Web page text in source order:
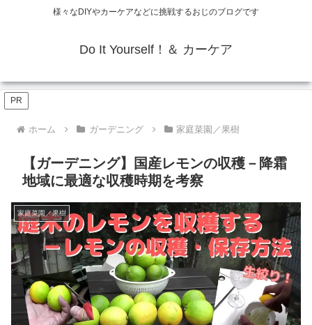
様々なDIYやカーケアなどに挑戦するおじのブログです
Do It Yourself！＆ カーケア
PR
ホーム ガーデニング 家庭菜園／果樹
【ガーデニング】国産レモンの収穫－降霜
地域に最適な収穫時期を考察
家庭菜園／果樹